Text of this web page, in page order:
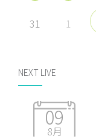
31 1
NEXT LIVE
09
8月